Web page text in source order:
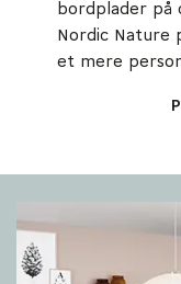
bordplader på
Nordic Nature
et mere